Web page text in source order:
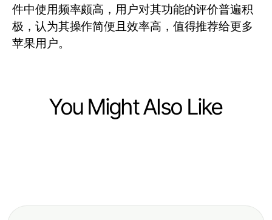
件中使用频率颇高，用户对其功能的评价普遍积
极，认为其操作简便且效率高，值得推荐给更多
苹果用户。
You Might Also Like
Professionals Keep Making in 2026
How to Maximize Every Snipaste官